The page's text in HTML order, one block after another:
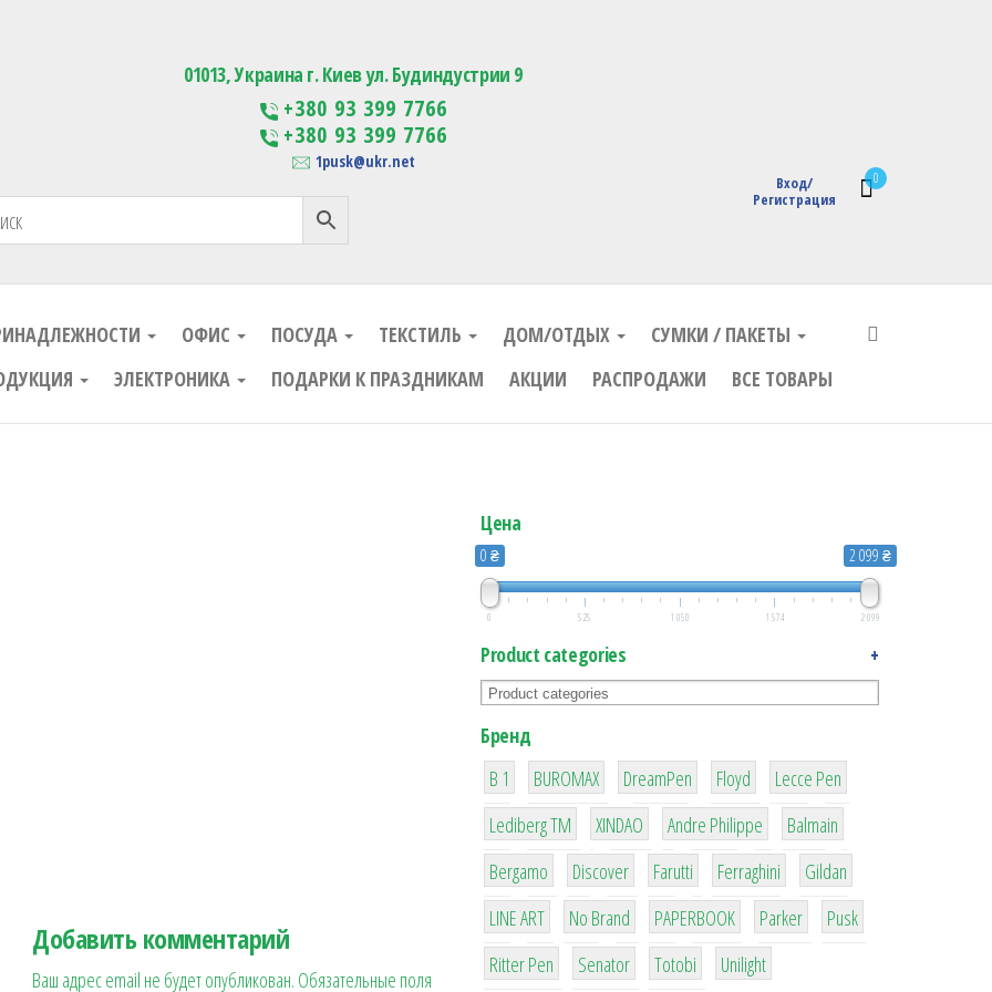
Изготовление сувенирной продукции с логотипом
0
Вход/
Регистрация
01013, Украина г. Киев ул. Будиндустрии 9
+380 93 399 7766
+380 93 399 7766
1pusk@ukr.net
ОФИС ПОСУДА ТЕКСТИЛЬ ДОМ/ОТДЫХ
СУМКИ / ПАКЕТЫ
ЭЛЕКТРОНИКА ПОДАРКИ К ПРАЗДНИКАМ АКЦИИ РАСПРОДАЖИ ВСЕ ТОВАРЫ
Добавить комментарий
Ваш адрес email не будет опубликован. Обязательные поля
Цена
0 ₴ 2 099 ₴
0 525 1 050 1 574 2 099
Product categories +
Бренд
B 1
1
BUROMAX
1
DreamPen
2
Floyd
2
Lecce Pen
3
Lediberg ТМ
3
XINDAO
1
Andre Philippe
4
Balmain
26
Bergamo
64
Discover
299
Farutti
4
Ferraghini
42
Gildan
4
LINE ART
90
No Brand
8
PAPERBOOK
6
Parker
2
Pusk
22
Ritter Pen
15
Senator
43
Totobi
1
Unilight